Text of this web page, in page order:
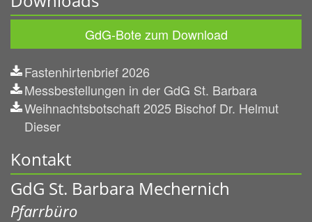
GdG-Bote zum Download
Fastenhirtenbrief 2026
Messbestellungen in der GdG St. Barbara
Weihnachtsbotschaft 2025 Bischof Dr. Helmut
Dieser
Kontakt
GdG St. Barbara Mechernich
Pfarrbüro